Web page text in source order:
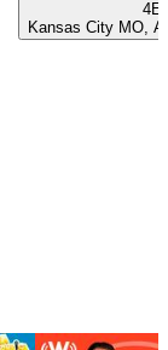
Kansas City MO,